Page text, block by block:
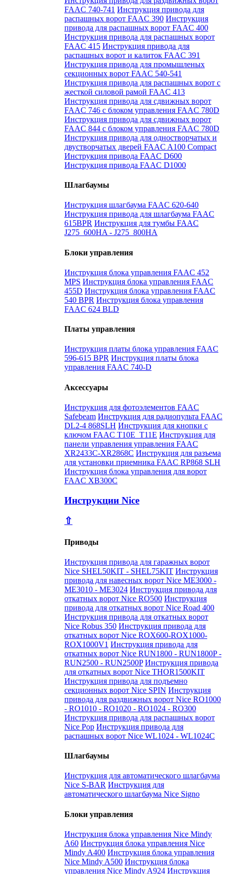
FAAC 740-741 Инструкция привода для
распашных ворот FAAC 390 Инструкция
привода для распашных ворот FAAC 400
Инструкция привода для распашных ворот
FAAC 415 Инструкция привода для
распашных ворот и калиток FAAC 391
Инструкция привода для промышленых
секционных ворот FAAC 540-541
Инструкция привода для распашных ворот с
жесткой силовой рамой FAAC 413
Инструкция привода для сдвижных ворот
FAAC 746 с блоком управления FAAC 780D
Инструкция привода для сдвижных ворот
FAAC 844 с блоком управления FAAC 780D
Инструкция привода для одностворчатых и
двустворчатых дверей FAAC A100 Compact
Инструкция привода FAAC D600
Инструкция привода FAAC D1000
Шлагбаумы
Инструкция шлагбаума FAAC 620-640
Инструкция привода для шлагбаума FAAC
615BPR Инструкция для тумбы FAAC
J275_600HA - J275_800HA
Блоки управления
Инструкция блока управления FAAC 452
MPS Инструкция блока управления FAAC
455D Инструкция блока управления FAAC
540 BPR Инструкция блока управления
FAAC 624 BLD
Платы управления
Инструкция платы блока управления FAAC
596-615 BPR Инструкция платы блока
управления FAAC 740-D
Аксессуары
Инструкция для фотоэлементов FAAC
Safebeam Инструкция для радиопульта FAAC
DL2-4 868SLH Инструкция для кнопки с
ключом FAAC T10E_T11E Инструкция для
панели управления управления FAAC
XR2433C-XR2868C Инструкция для разъема
для установки приемника FAAC RP868 SLH
Инструкция блока управления для ворот
FAAC XB300C
Инструкции Nice
⇧
Приводы
Инструкция привода для гаражных ворот
Nice SHEL50KIT - SHEL75KIT Инструкция
привода для навесных ворот Nice ME3000 -
ME3010 - ME3024 Инструкция привода для
откатных ворот Nice RO500 Инструкция
привода для откатных ворот Nice Road 400
Инструкция привода для откатных ворот
Nice Robus 350 Инструкция привода для
откатных ворот Nice ROX600-ROX1000-
ROX1000V1 Инструкция привода для
откатных ворот Nice RUN1800 - RUN1800P -
RUN2500 - RUN2500P Инструкция привода
для откатных ворот Nice THOR1500KIT
Инструкция привода для подъемно
секционных ворот Nice SPIN Инструкция
привода для раздвижных ворот Nice RO1000
- RO1010 - RO1020 - RO1024 - RO300
Инструкция привода для распашных ворот
Nice Pop Инструкция привода для
распашных ворот Nice WL1024 - WL1024C
Шлагбаумы
Инструкция для автоматического шлагбаума
Nice S-BAR Инструкция для
автоматического шлагбаума Nice Signo
Блоки управления
Инструкция блока управления Nice Mindy
A60 Инструкция блока управления Nice
Mindy A400 Инструкция блока управления
Nice Mindy A500 Инструкция блока
управления Nice Mindy A924 Инструкция